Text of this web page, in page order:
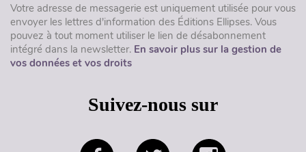
Votre adresse de messagerie est uniquement utilisée pour vous
envoyer les lettres d'information des Éditions Ellipses. Vous
pouvez à tout moment utiliser le lien de désabonnement
intégré dans la newsletter. En savoir plus sur la gestion de
vos données et vos droits
Suivez-nous sur